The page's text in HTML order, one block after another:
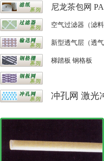
尼龙茶包网
空气过滤器（滤
新型透气层（透
梯踏板 钢格板
冲孔网 激光